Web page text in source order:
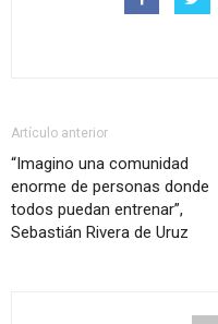
Artículo anterior
“Imagino una comunidad
enorme de personas donde
todos puedan entrenar”,
Sebastián Rivera de Uruz